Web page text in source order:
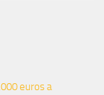
euros a